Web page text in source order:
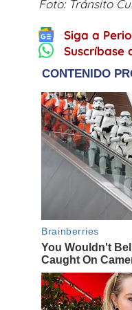
Foto: Tránsito
Siga a
Suscríbase